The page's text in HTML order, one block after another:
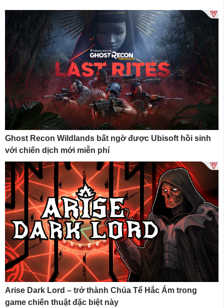
Ghost Recon Wildlands bất ngờ được Ubisoft hồi sinh
với chiến dịch mới miễn phí
Arise Dark Lord – trở thành Chúa Tể Hắc Ám trong
game chiến thuật đặc biệt này